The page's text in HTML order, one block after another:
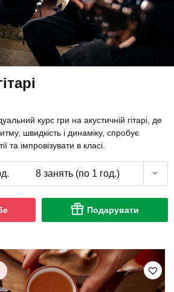
курс гри на акустичній гітарі, де
швидкість і динаміку, спробує
та імпровізувати в класі.
8 занять (по 1 год.)
Подарувати